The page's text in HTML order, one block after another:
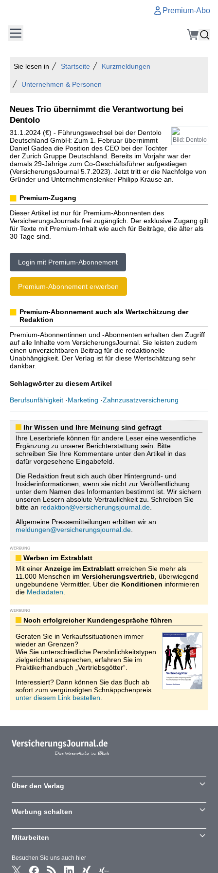
Premium-Abo
Sie lesen in Startseite Kurzmeldungen
Unternehmen & Personen
Neues Trio übernimmt die Verantwortung bei
Dentolo
Bild: Dentolo
31.1.2024 (€) - Führungswechsel bei der Dentolo
Deutschland GmbH: Zum 1. Februar übernimmt
Daniel Gadea die Position des CEO bei der Tochter
der Zurich Gruppe Deutschland. Bereits im Vorjahr war der
damals 29-Jährige zum Co-Geschäftsführer aufgestiegen
(VersicherungsJournal 5.7.2023). Jetzt tritt er die Nachfolge von
Gründer und Unternehmenslenker Philipp Krause an.
Premium-Zugang
Dieser Artikel ist nur für Premium-Abonnenten des
VersicherungsJournals frei zugänglich. Der exklusive Zugang gilt
für Texte mit Premium-Inhalt wie auch für Beiträge, die älter als
30 Tage sind.
Login mit Premium-Abonnement
Premium-Abonnement erwerben
Premium-Abonnement auch als Wertschätzung der
Redaktion
Premium-Abonnentinnen und -Abonnenten erhalten den Zugriff
auf alle Inhalte vom VersicherungsJournal. Sie leisten zudem
einen unverzichtbaren Beitrag für die redaktionelle
Unabhängigkeit. Der Verlag ist für diese Wertschätzung sehr
dankbar.
Schlagwörter zu diesem Artikel
Berufsunfähigkeit ·Marketing ·Zahnzusatzversicherung
Ihr Wissen und Ihre Meinung sind gefragt
Ihre Leserbriefe können für andere Leser eine wesentliche
Ergänzung zu unserer Berichterstattung sein. Bitte
schreiben Sie Ihre Kommentare unter den Artikel in das
dafür vorgesehene Eingabefeld.
Die Redaktion freut sich auch über Hintergrund- und
Insiderinformationen, wenn sie nicht zur Veröffentlichung
unter dem Namen des Informanten bestimmt ist. Wir sichern
unseren Lesern absolute Vertraulichkeit zu. Schreiben Sie
bitte an redaktion@versicherungsjournal.de
Allgemeine Pressemitteilungen erbitten wir an
meldungen@versicherungsjournal.de
WERBUNG
Werben im Extrablatt
Mit einer Anzeige im Extrablatt erreichen Sie mehr als
11.000 Menschen im Versicherungsvertrieb , überwiegend
ungebundene Vermittler. Über die Konditionen informieren
die Mediadaten
WERBUNG
Noch erfolgreicher Kundengespräche führen
Geraten Sie in Verkaufssituationen immer
wieder an Grenzen?
Wie Sie unterschiedliche Persönlichkeitstypen
zielgerichtet ansprechen, erfahren Sie im
Praktikerhandbuch „Vertriebsgötter“.
Interessiert? Dann können Sie das Buch ab
sofort zum vergünstigten Schnäppchenpreis
unter diesem Link bestellen.
Besuchen Sie uns auch hier
Über den Verlag
Werbung schalten
Mitarbeiten